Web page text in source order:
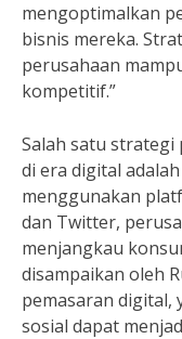
mengoptimalkan
bisnis mereka.
perusahaan
kompetitif.”
Salah satu strategi
di era digital
menggunakan
dan Twitter,
menjangkau
disampaikan oleh
pemasaran digital,
sosial dapat